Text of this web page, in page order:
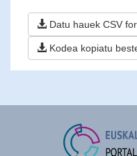
Datu hauek CSV
Kodea kopiatu